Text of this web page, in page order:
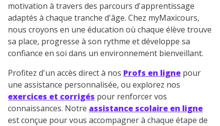
motivation à travers des parcours d'apprentissage
adaptés à chaque tranche d'âge. Chez myMaxicours,
nous croyons en une éducation où chaque élève trouve
sa place, progresse à son rythme et développe sa
confiance en soi dans un environnement bienveillant.
Profitez d'un accès direct à nos Profs en ligne pour
une assistance personnalisée, ou explorez nos
exercices et corrigés pour renforcer vos
connaissances. Notre assistance scolaire en ligne
est conçue pour vous accompagner à chaque étape de